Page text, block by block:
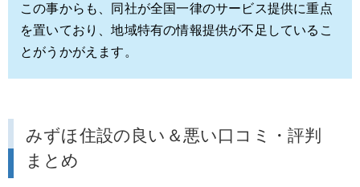
この事からも、同社が全国一律のサービス提供に重点
を置いており、地域特有の情報提供が不足しているこ
とがうかがえます。
みずほ住設の良い＆悪い口コミ・評判
まとめ